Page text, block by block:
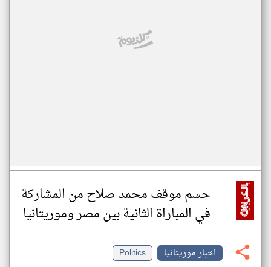
حسم موقف محمد صلاح من المشاركة
في المباراة الثانية بين مصر وموريتانيا
اخبار موريتانيا
Politics